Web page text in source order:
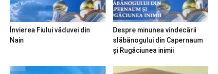
Învierea Fiului văduvei din
Nain
Despre minunea vindecării
slăbănogului din Capernaum
și Rugăciunea inimii